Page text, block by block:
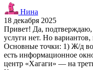
Нина
18 декабря 2025
Привет! Да, подтверждаю,
услуги нет. Но вариантов,
Основные точки: 1) Ж/д
есть информационное
центр «Хагаги» — на